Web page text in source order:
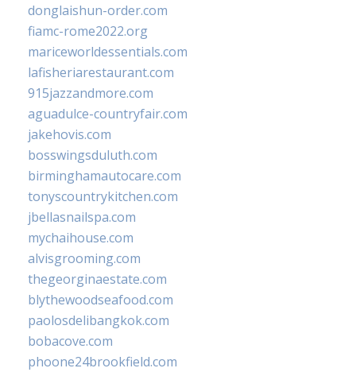
donglaishun-order.com
fiamc-rome2022.org
mariceworldessentials.com
lafisheriarestaurant.com
915jazzandmore.com
aguadulce-countryfair.com
jakehovis.com
bosswingsduluth.com
birminghamautocare.com
tonyscountrykitchen.com
jbellasnailspa.com
mychaihouse.com
alvisgrooming.com
thegeorginaestate.com
blythewoodseafood.com
paolosdelibangkok.com
bobacove.com
phoone24brookfield.com